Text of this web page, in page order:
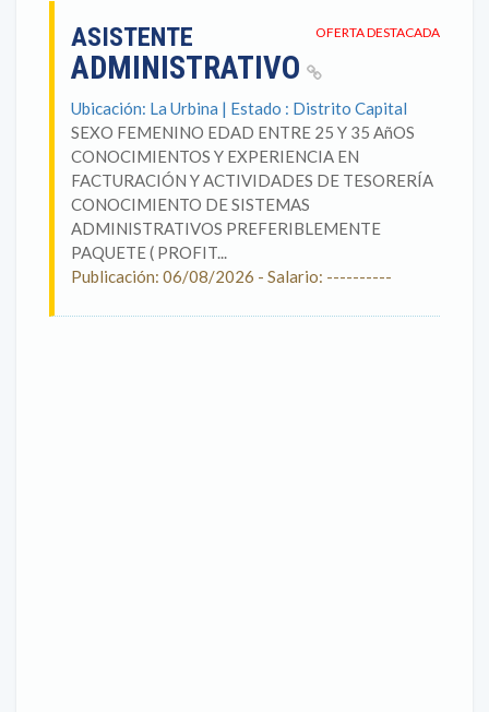
OFERTA DESTACADA
ASISTENTE
ADMINISTRATIVO
Ubicación: La Urbina | Estado : Distrito Capital
SEXO FEMENINO EDAD ENTRE 25 Y 35 AñOS
CONOCIMIENTOS Y EXPERIENCIA EN
FACTURACIÓN Y ACTIVIDADES DE TESORERÍA
CONOCIMIENTO DE SISTEMAS
ADMINISTRATIVOS PREFERIBLEMENTE
PAQUETE ( PROFIT...
Publicación: 06/08/2026 - Salario: ----------